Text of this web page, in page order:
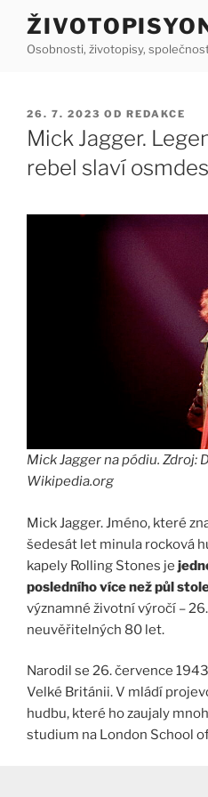
Přejít
obsahuOsobnosti, životopisy,
PUBLIKOVÁNO
26. 7. 2023 OD REDAKCE
Mick Jagger.
rebel slaví
Mick Jagger na pódiu. Zdroj:
Wikipedia.org
Mick Jagger. Jméno, které
šedesát let minula rocková
kapely Rolling Stones je
posledního více než půl
významné životní výročí –
neuvěřitelných 80 let.
Narodil se 26. července
Velké Británii. V mládí
hudbu, které ho zaujaly
studium na London School